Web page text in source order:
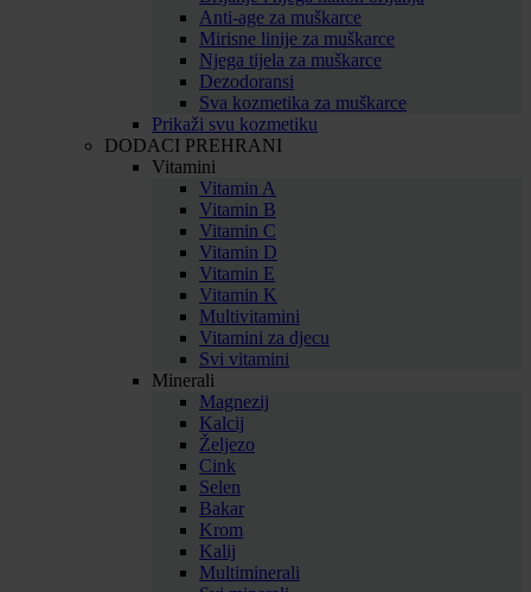
Anti-age za muškarce
Mirisne linije za muškarce
Njega tijela za muškarce
Dezodoransi
Sva kozmetika za muškarce
Prikaži svu kozmetiku
DODACI PREHRANI
Vitamini
Vitamin A
Vitamin B
Vitamin C
Vitamin D
Vitamin E
Vitamin K
Multivitamini
Vitamini za djecu
Svi vitamini
Minerali
Magnezij
Kalcij
Željezo
Cink
Selen
Bakar
Krom
Kalij
Multiminerali